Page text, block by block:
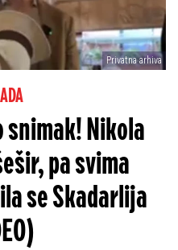
Privatna arhiva
snimak! Nikola
pa svima
se Skadarlija